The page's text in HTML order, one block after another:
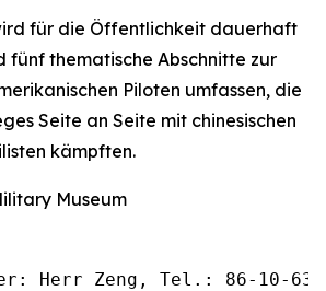
für die Öffentlichkeit dauerhaft
fünf thematische Abschnitte zur
Piloten umfassen, die
Seite an Seite mit chinesischen
kämpften.
Museum
Herr Zeng, Tel.: 86-10-